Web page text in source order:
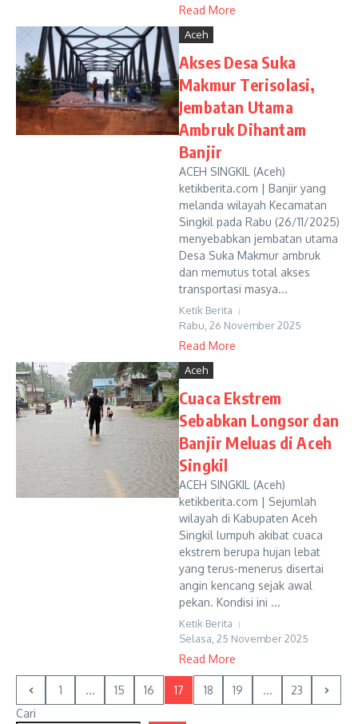
Read More
Aceh
Akses Desa Suka
Makmur Terisolasi,
Jembatan Utama
Ambruk Dihantam
Banjir
ACEH SINGKIL (Aceh)
ketikberita.com | Banjir yang
melanda wilayah Kecamatan
Singkil pada Rabu (26/11/2025)
menyebabkan jembatan utama
Desa Suka Makmur ambruk
dan memutus total akses
transportasi masya...
Ketik Berita
Rabu, 26 November 2025
Read More
Aceh
Cuaca Ekstrem
Sebabkan Longsor dan
Banjir Meluas di Aceh
Singkil
ACEH SINGKIL (Aceh)
ketikberita.com | Sejumlah
wilayah di Kabupaten Aceh
Singkil lumpuh akibat cuaca
ekstrem berupa hujan lebat
yang terus-menerus disertai
angin kencang sejak awal
pekan. Kondisi ini ...
Ketik Berita
Selasa, 25 November 2025
Read More
1 ... 15 16 17 18 19 ...
23
Cari